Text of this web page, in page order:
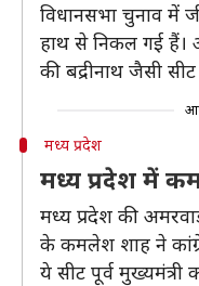
विधानसभा चुनाव में
हाथ से निकल गई हैं।
की बद्रीनाथ जैसी
मध्य प्रदेश
मध्य प्रदेश में
मध्य प्रदेश की
के कमलेश शाह ने
ये सीट पूर्व